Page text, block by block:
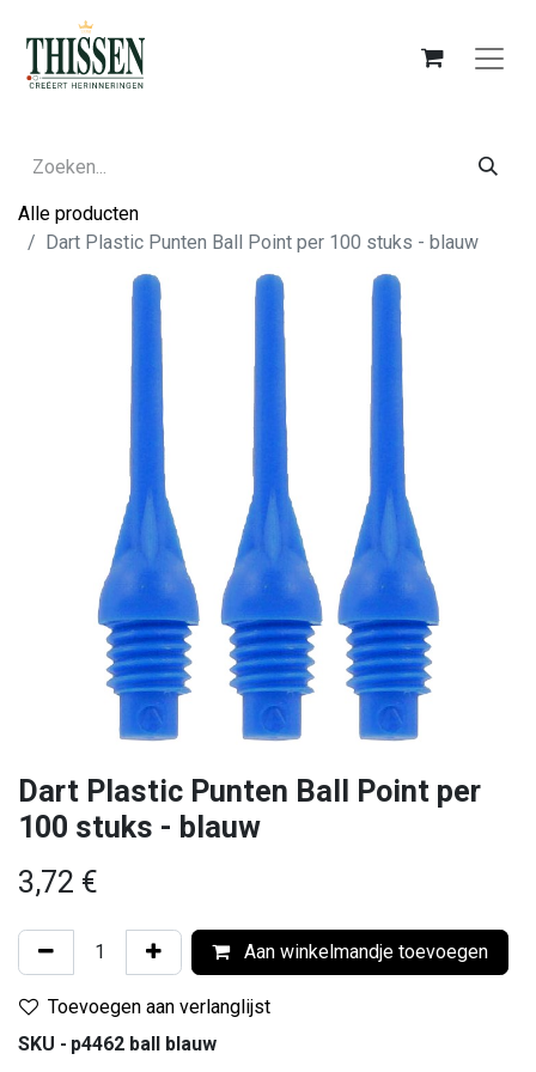
Alle producten
Dart Plastic Punten Ball Point per 100 stuks - blauw
Dart Plastic Punten Ball Point per
100 stuks - blauw
3,72 €
Aan winkelmandje toevoegen
Toevoegen aan verlanglijst
SKU - p4462 ball blauw